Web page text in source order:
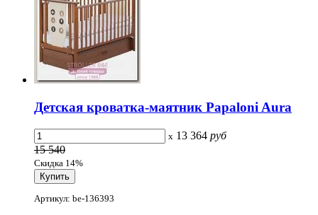
Детская кроватка-маятник Papaloni Aura
x 13 364 руб
15 540
Скидка 14%
Артикул: be-136393